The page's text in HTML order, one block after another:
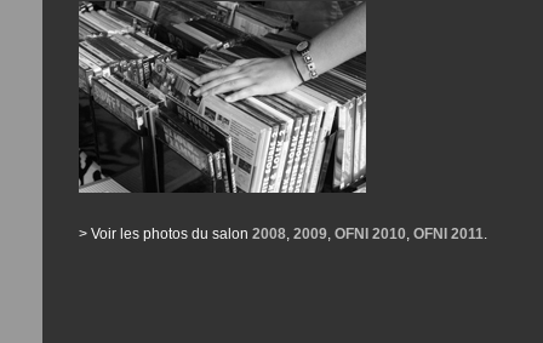
> Voir les photos du salon 2008, 2009, OFNI 2010, OFNI 2011.